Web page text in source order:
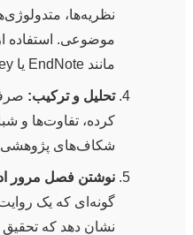
نظریه‌ها،
موضوعی. استفاده
مانند EndNote یا Mendeley بسیار مفید است.
تحلیل و ترکیب:
کرده، تفاوت‌ها و
شکاف‌های پژوهشی
نوشتن فصل مرور
گونه‌ای که یک
نشان دهد که